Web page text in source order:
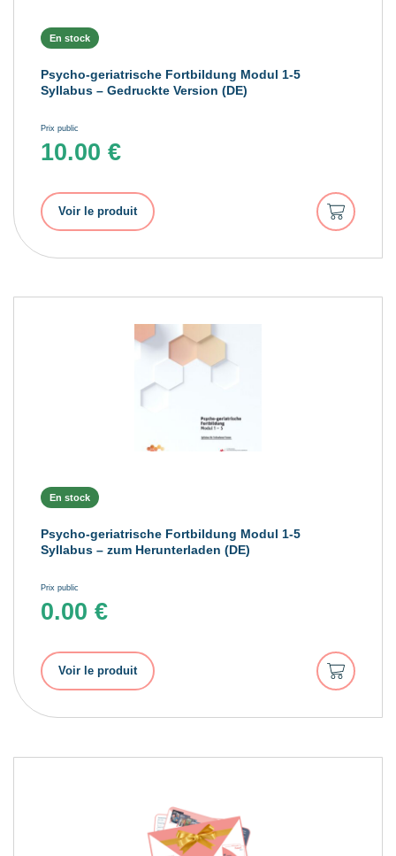
En stock
Psycho-geriatrische Fortbildung Modul 1-5
Syllabus – Gedruckte Version (DE)
Prix public
10.00 €
Voir le produit
Ajouter
au
panier
En stock
Psycho-geriatrische Fortbildung Modul 1-5
Syllabus – zum Herunterladen (DE)
Prix public
0.00 €
Voir le produit
Ajouter
au
panier